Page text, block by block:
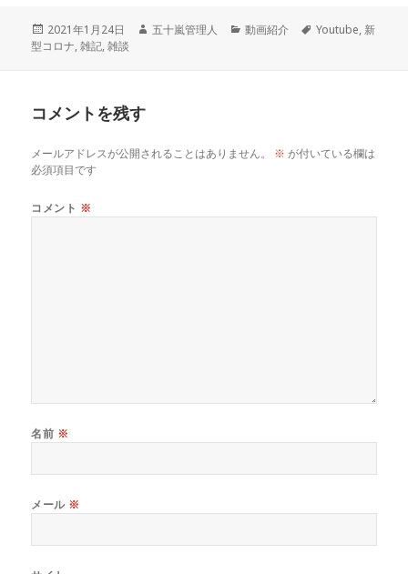
投
稿
2021年1月24日
作
五十嵐管理人
カ
動画紹介
タ
Youtube, 新
型コロナ,雑記,雑談
コメントを残す
メールアドレスが公開されることはありません。 ※ が付いている欄は
必須項目です
コメント ※
名前 ※
メール ※